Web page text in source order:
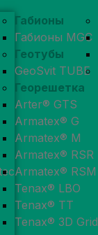
Габионы
Габионы MGC
Геотубы
GeoSvit TUBE
Георешетка
Arter® GTS
Armatex® G
Armatex® M
Armatex® RSR
Armatex® RSM
Tenax® LBO
Tenax® TT
Tenax® 3D Grid